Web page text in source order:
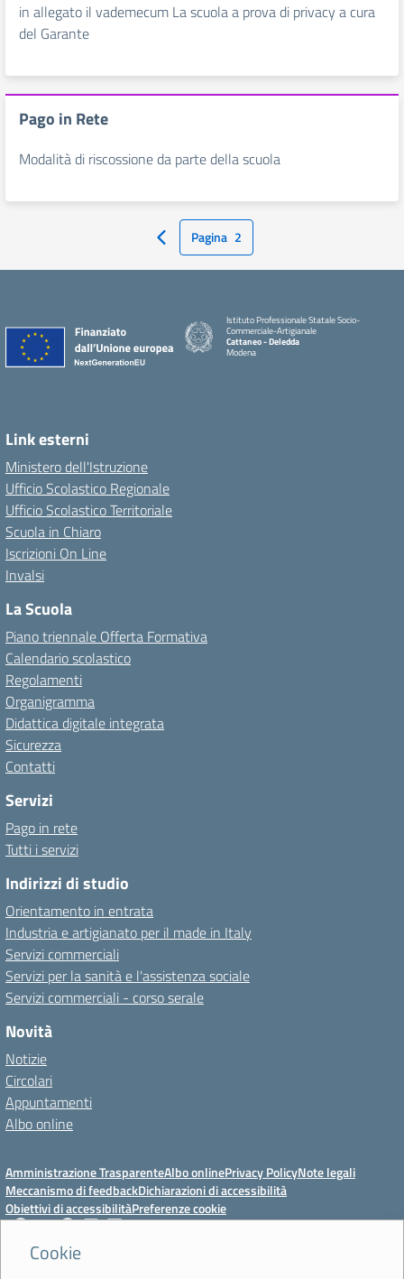
Cookie
in allegato il vademecum La scuola a prova di privacy a cura
del Garante
Pago in Rete
Modalità di riscossione da parte della scuola
Pagina Precedente
Pagina 2
Istituto Professionale Statale Socio-
Commerciale-Artigianale
Cattaneo - Deledda
Modena
Link esterni
Ministero dell'Istruzione
Ufficio Scolastico Regionale
Ufficio Scolastico Territoriale
Scuola in Chiaro
Iscrizioni On Line
Invalsi
La Scuola
Piano triennale Offerta Formativa
Calendario scolastico
Regolamenti
Organigramma
Didattica digitale integrata
Sicurezza
Contatti
Servizi
Pago in rete
Tutti i servizi
Indirizzi di studio
Orientamento in entrata
Industria e artigianato per il made in Italy
Servizi commerciali
Servizi per la sanità e l'assistenza sociale
Servizi commerciali - corso serale
Novità
Notizie
Circolari
Appuntamenti
Albo online
Amministrazione TrasparenteAlbo onlinePrivacy PolicyNote legali
Meccanismo di feedbackDichiarazioni di accessibilità
Obiettivi di accessibilitàPreferenze cookie